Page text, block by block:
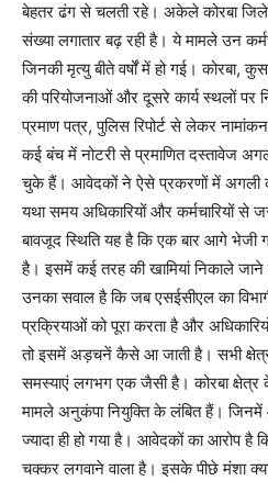
बेहतर ढंग से चलती रहे। अकेले कोरबा
संख्या लगातार बढ़ रही है। ये मामले उन
जिनकी मृत्यु बीते वर्षों में हो गई। कोरबा,
की परियोजनाओं और दूसरे कार्य स्थलों पर
प्रमाण पत्र, पुलिस रिपोर्ट से लेकर
कई बंच में नोटरी से प्रमाणित दस्तावेज
चुके हैं। आवेदकों ने ऐसे प्रकरणों में अगली
यथा समय अधिकारियों और कर्मचारियों से
बावजूद स्थिति यह है कि एक बार आगे
है। इसमें कई तरह की खामियां निकाले
उनका सवाल है कि जब एसईसीएल का
प्रक्रियाओं को पूरा करता है और
तो इसमें अड़चनें कैसे आ जाती है। सभी
समस्याएं लगभग एक जैसी है। कोरबा
मामले अनुकंपा नियुक्ति के लंबित हैं।
ज्यादा ही हो गया है। आवेदकों का आरोप है
चक्कर लगवाने वाला है। इसके पीछे मंशा